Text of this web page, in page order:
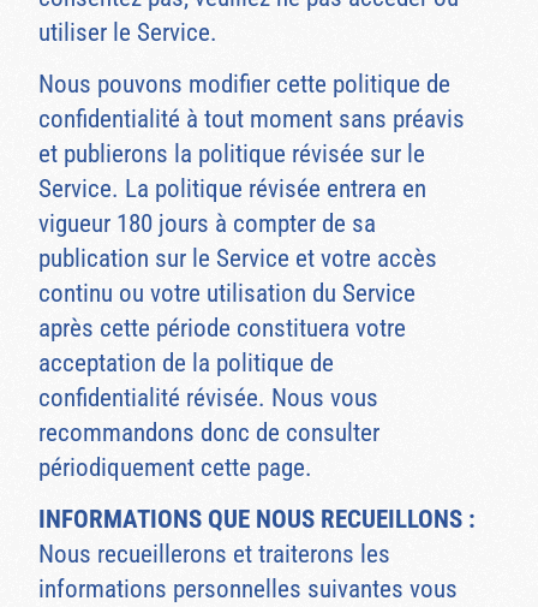
utiliser le Service.
Nous pouvons modifier cette politique de
confidentialité à tout moment sans préavis
et publierons la politique révisée sur le
Service. La politique révisée entrera en
vigueur 180 jours à compter de sa
publication sur le Service et votre accès
continu ou votre utilisation du Service
après cette période constituera votre
acceptation de la politique de
confidentialité révisée. Nous vous
recommandons donc de consulter
périodiquement cette page.
INFORMATIONS QUE NOUS RECUEILLONS :
Nous recueillerons et traiterons les
informations personnelles suivantes vous